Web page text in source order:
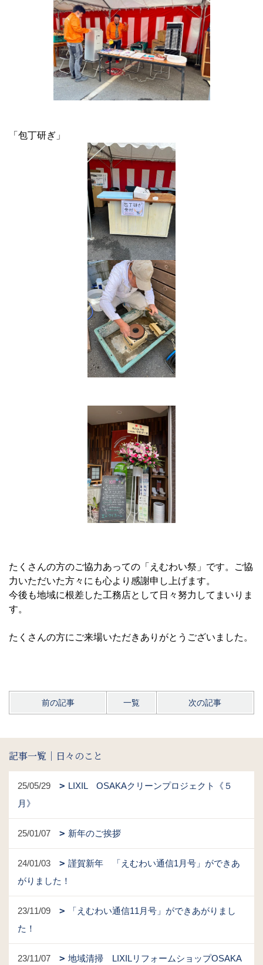
「包丁研ぎ」
たくさんの方のご協力あっての「えむわい祭」です。ご協
力いただいた方々にも心より感謝申し上げます。
今後も地域に根差した工務店として日々努力してまいりま
す。
たくさんの方にご来場いただきありがとうございました。
前の記事 一覧 次の記事
記事一覧｜日々のこと
25/05/29
LIXIL OSAKAクリーンプロジェクト《５
月》
25/01/07 新年のご挨拶
24/01/03
謹賀新年 「えむわい通信1月号」ができあ
がりました！
23/11/09
「えむわい通信11月号」ができあがりまし
た！
23/11/07
地域清掃 LIXILリフォームショップOSAKA